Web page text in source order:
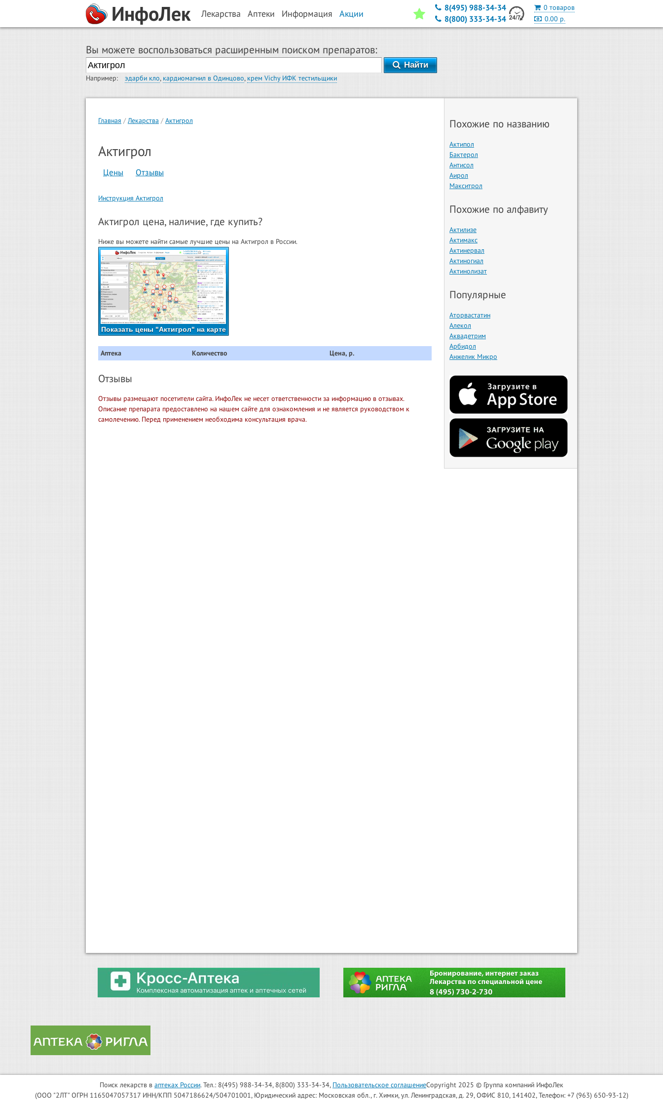
ИнфоЛек Лекарства Аптеки Информация Акции
0 товаров
0.00 р.
8(495) 988-34-34
8(800) 333-34-34
Вы можете воспользоваться расширенным поиском препаратов:
Найти
Например: эдарби кло, кардиомагнил в Одинцово, крем Vichy ИФК тестильщики
Главная Лекарства Актигрол
Актигрол
Цены Отзывы
Инструкция Актигрол
Актигрол цена, наличие, где купить?
Ниже вы можете найти самые лучшие цены на Актигрол в России.
Показать цены "Актигрол" на карте
Аптека Количество Цена, р.
Отзывы
Отзывы размещают посетители сайта. ИнфоЛек не несет ответственности за информацию в отзывах.
Описание препарата предоставлено на нашем сайте для ознакомления и не является руководством к
самолечению. Перед применением необходима консультация врача.
Похожие по названию
Актипол
Бактерол
Антисол
Аирол
Макситрол
Похожие по алфавиту
Актилизе
Актимакс
Актинервал
Актиногиал
Актинолизат
Популярные
Аторвастатин
Алекол
Аквадетрим
Арбидол
Анжелик Микро
Поиск лекарств в аптеках России. Тел.: 8(495) 988-34-34, 8(800) 333-34-34, Пользовательское соглашениеCopyright 2025 © Группа компаний ИнфоЛек
(ООО "2ЛТ" ОГРН 1165047057317 ИНН/КПП 5047186624/504701001, Юридический адрес: Московская обл., г. Химки, ул. Ленинградская, д. 29, ОФИС 810, 141402, Телефон: +7 (963) 650-93-12)